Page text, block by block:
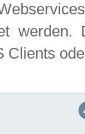
Clients